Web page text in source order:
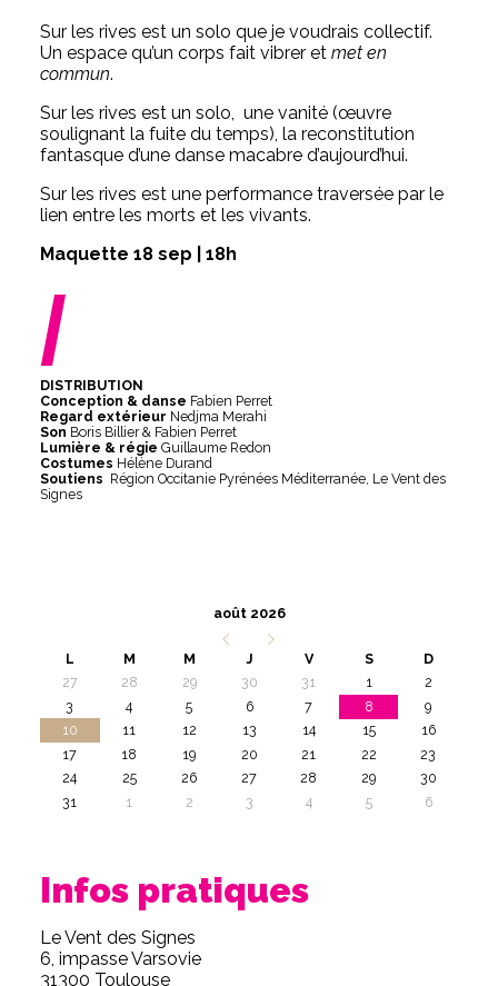
Sur les rives est un solo que je voudrais collectif.
Un espace qu’un corps fait vibrer et met en
commun.
Sur les rives est un solo, une vanité (œuvre
soulignant la fuite du temps), la reconstitution
fantasque d’une danse macabre d’aujourd’hui.
Sur les rives est une performance traversée par le
lien entre les morts et les vivants.
Maquette 18 sep | 18h
/
DISTRIBUTION
Conception & danse Fabien Perret
Regard extérieur Nedjma Merahi
Son Boris Billier & Fabien Perret
Lumière & régie Guillaume Redon
Costumes Hélène Durand
Soutiens Région Occitanie Pyrénées Méditerranée, Le Vent des
Signes
août 2026
L M M J V S
D
27
28 29 30 31 1
2
3
4 5 6 7 8
9
10
11 12 13 14 15
16
17
18 19 20 21 22
23
24
25 26 27 28 29
30
31
1 2 3 4 5 6
Infos pratiques
Le Vent des Signes
6, impasse Varsovie
31300 Toulouse